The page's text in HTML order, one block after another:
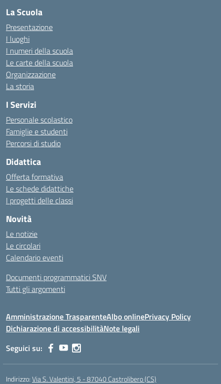
La Scuola
Presentazione
I luoghi
I numeri della scuola
Le carte della scuola
Organizzazione
La storia
I Servizi
Personale scolastico
Famiglie e studenti
Percorsi di studio
Didattica
Offerta formativa
Le schede didattiche
I progetti delle classi
Novità
Le notizie
Le circolari
Calendario eventi
Documenti programmatici SNV
Tutti gli argomenti
Amministrazione TrasparenteAlbo onlinePrivacy Policy
Dichiarazione di accessibilitàNote legali
Seguici su:
Indirizzo:Via S. Valentini, 5 - 87040 Castrolibero (CS)